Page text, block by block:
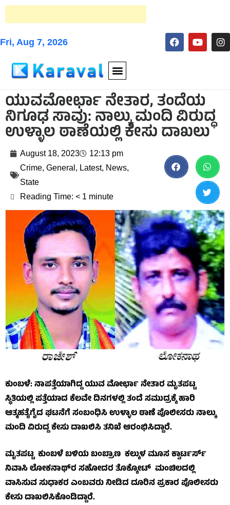
Fri, Aug 7, 2026
ಯುವಮೋರ್ಛಾ ನೇತಾರ, ತಂದೆಯ
ನಿಗೂಢ ಸಾವು: ನಾಲ್ಕು ಮಂದಿ ವಿರುದ್ಧ
ಉಳ್ಳಾಲ ಠಾಣೆಯಲ್ಲಿ ಕೇಸು ದಾಖಲು
August 18, 2023
12:13 pm
Crime, General , Latest, News,
State
Reading Time: < 1 minute
ಕುಂಬಳೆ: ನಾಪತ್ತೆಯಾಗಿದ್ದ ಯುವ ಮೋರ್ಛಾ ನೇತಾರ ಮೃತಪಟ್ಟ
ಸ್ಥಿತಿಯಲ್ಲಿ ಪತ್ತೆಯಾದ ಕೆಲವೇ ದಿನಗಳಲ್ಲಿ ತಂದೆ ಸಮುದ್ರಕ್ಕೆ ಹಾರಿ
ಆತ್ಮಹತ್ಯೆಗೈದ ಘಟನೆಗೆ ಸಂಬಂಧಿಸಿ ಉಳ್ಳಾಲ ಠಾಣೆ ಪೊಲೀಸರು ನಾಲ್ಕು
ಮಂದಿ ವಿರುದ್ದ ಕೇಸು ದಾಖಲಿಸಿ ತನಿಖೆ ಆರಂಭಿಸಿದ್ದಾರೆ.
ಮೃತಪಟ್ಟ ಕುಂಬಳೆ ಬಳಿಯ ಬಂಬ್ರಾಣ ಕಲ್ಕುಳ ಮೂಸ ಕ್ವಾರ್ಟರ್ಸ್
ನಿವಾಸಿ ಲೋಕನಾಥ್‌ರ ಸಹೋದರ ತೊಕ್ಕೋಟ್ ಮಂಚಿಲದಲ್ಲಿ
ವಾಸಿಸುವ ಸುಧಾಕರ ಎಂಬವರು ನೀಡಿದ ದೂರಿನ ಪ್ರಕಾರ ಪೊಲೀಸರು
ಕೇಸು ದಾಖಲಿಸಿಕೊಂಡಿದ್ದಾರೆ.